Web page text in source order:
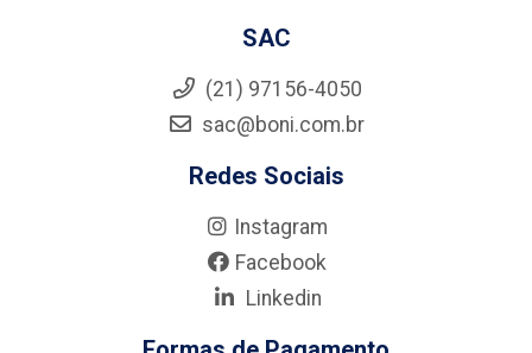
SAC
(21) 97156-4050
sac@boni.com.br
Redes Sociais
Instagram
Facebook
Linkedin